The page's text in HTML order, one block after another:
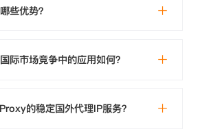
些优势？
际市场竞争中的应用如何？
的稳定国外代理IP服务？